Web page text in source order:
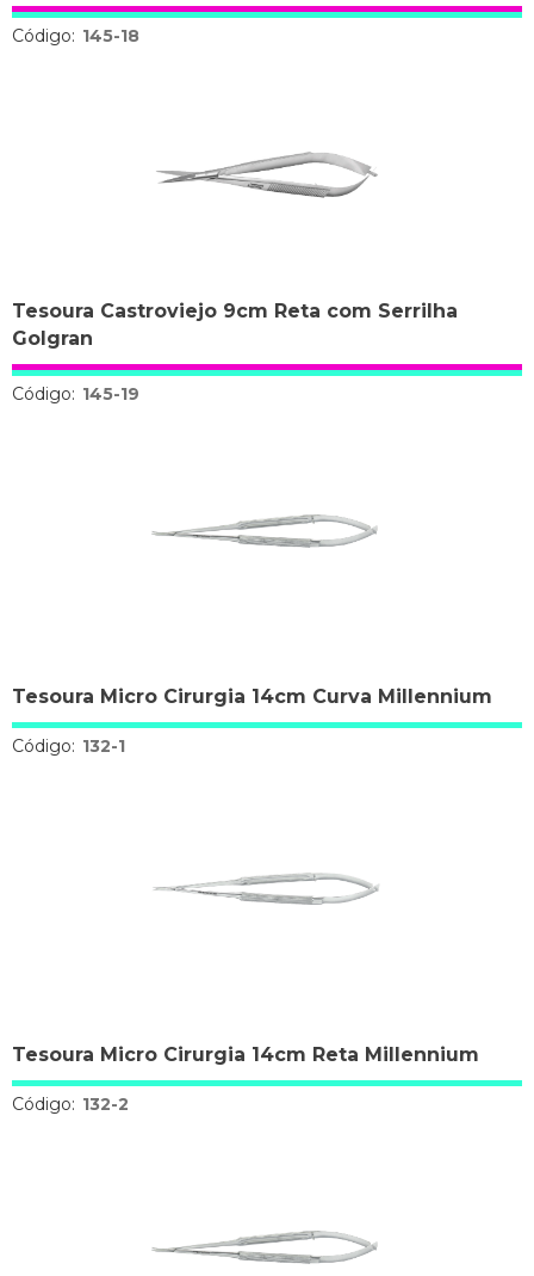
Código: 145-18
Tesoura Castroviejo 9cm Reta com Serrilha
Golgran
Código: 145-19
Tesoura Micro Cirurgia 14cm Curva Millennium
Código: 132-1
Tesoura Micro Cirurgia 14cm Reta Millennium
Código: 132-2